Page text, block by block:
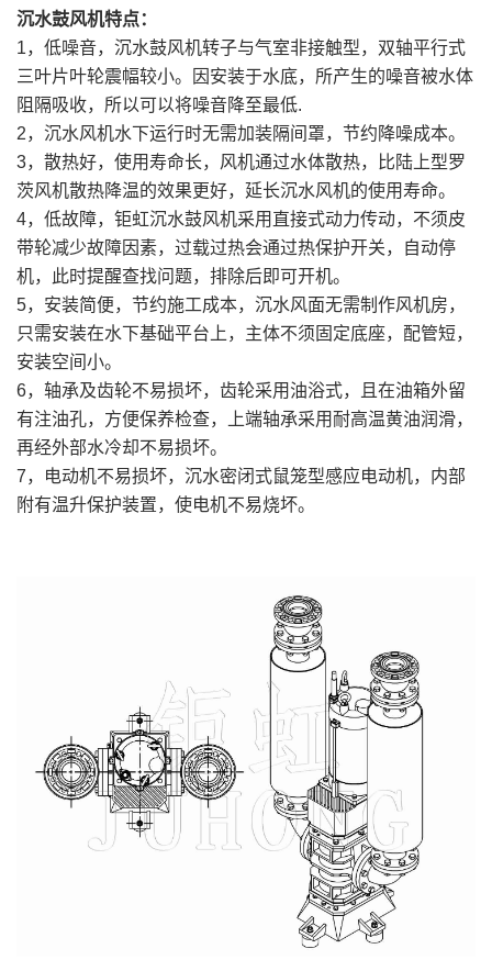
沉水鼓风机特点：
1，低噪音，沉水鼓风机转子与气室非接触型，双轴平行式
三叶片叶轮震幅较小。因安装于水底，所产生的噪音被水体
阻隔吸收，所以可以将噪音降至最低.
2，沉水风机水下运行时无需加装隔间罩，节约降噪成本。
3，散热好，使用寿命长，风机通过水体散热，比陆上型罗
茨风机散热降温的效果更好，延长沉水风机的使用寿命。
4，低故障，钜虹沉水鼓风机采用直接式动力传动，不须皮
带轮减少故障因素，过载过热会通过热保护开关，自动停
机，此时提醒查找问题，排除后即可开机。
5，安装简便，节约施工成本，沉水风面无需制作风机房，
只需安装在水下基础平台上，主体不须固定底座，配管短，
安装空间小。
6，轴承及齿轮不易损坏，齿轮采用油浴式，且在油箱外留
有注油孔，方便保养检查，上端轴承采用耐高温黄油润滑，
再经外部水冷却不易损坏。
7，电动机不易损坏，沉水密闭式鼠笼型感应电动机，内部
附有温升保护装置，使电机不易烧坏。